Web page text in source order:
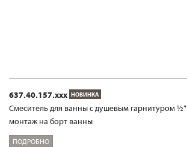
637.40.157.xxx НОВИНКА
Смеситель для ванны с душевым гарнитуром ½“
монтаж на борт ванны
ПОДРОБНО